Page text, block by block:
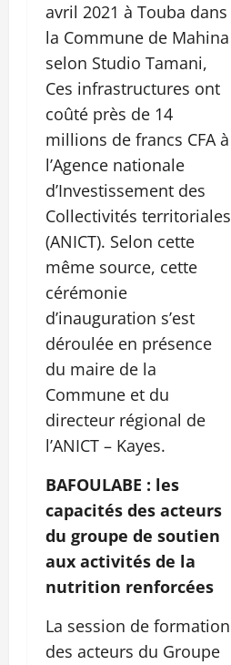
avril 2021 à Touba dans
la Commune de Mahina
selon Studio Tamani,
Ces infrastructures ont
coûté près de 14
millions de francs CFA à
l’Agence nationale
d’Investissement des
Collectivités territoriales
(ANICT). Selon cette
même source, cette
cérémonie
d’inauguration s’est
déroulée en présence
du maire de la
Commune et du
directeur régional de
l’ANICT – Kayes.
BAFOULABE : les
capacités des acteurs
du groupe de soutien
aux activités de la
nutrition renforcées
La session de formation
des acteurs du Groupe